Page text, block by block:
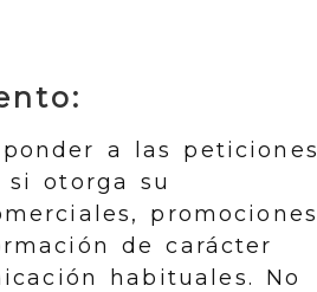
a las peticiones
otorga su
promociones
de carácter
habituales. No